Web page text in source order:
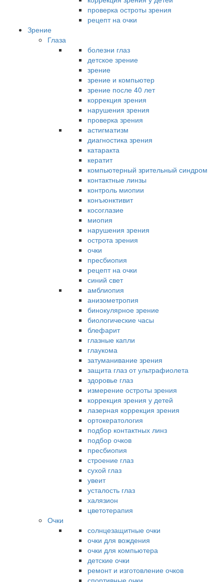
проверка остроты зрения
рецепт на очки
Зрение
Глаза
болезни глаз
детское зрение
зрение
зрение и компьютер
зрение после 40 лет
коррекция зрения
нарушения зрения
проверка зрения
астигматизм
диагностика зрения
катаракта
кератит
компьютерный зрительный синдром
контактные линзы
контроль миопии
конъюнктивит
косоглазие
миопия
нарушения зрения
острота зрения
очки
пресбиопия
рецепт на очки
синий свет
амблиопия
анизометропия
бинокулярное зрение
биологические часы
блефарит
глазные капли
глаукома
затуманивание зрения
защита глаз от ультрафиолета
здоровье глаз
измерение остроты зрения
коррекция зрения у детей
лазерная коррекция зрения
ортокератология
подбор контактных линз
подбор очков
пресбиопия
строение глаз
сухой глаз
увеит
усталость глаз
халязион
цветотерапия
Очки
солнцезащитные очки
очки для вождения
очки для компьютера
детские очки
ремонт и изготовление очков